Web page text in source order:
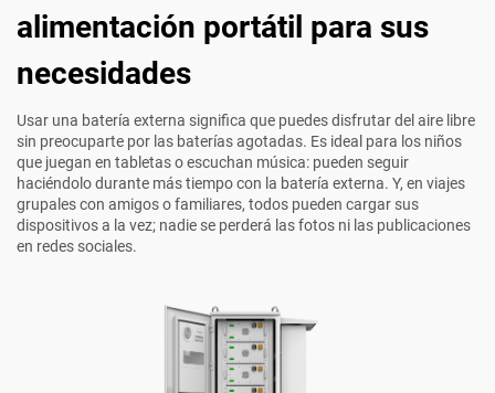
alimentación portátil para sus
necesidades
Usar una batería externa significa que puedes disfrutar del aire libre
sin preocuparte por las baterías agotadas. Es ideal para los niños
que juegan en tabletas o escuchan música: pueden seguir
haciéndolo durante más tiempo con la batería externa. Y, en viajes
grupales con amigos o familiares, todos pueden cargar sus
dispositivos a la vez; nadie se perderá las fotos ni las publicaciones
en redes sociales.